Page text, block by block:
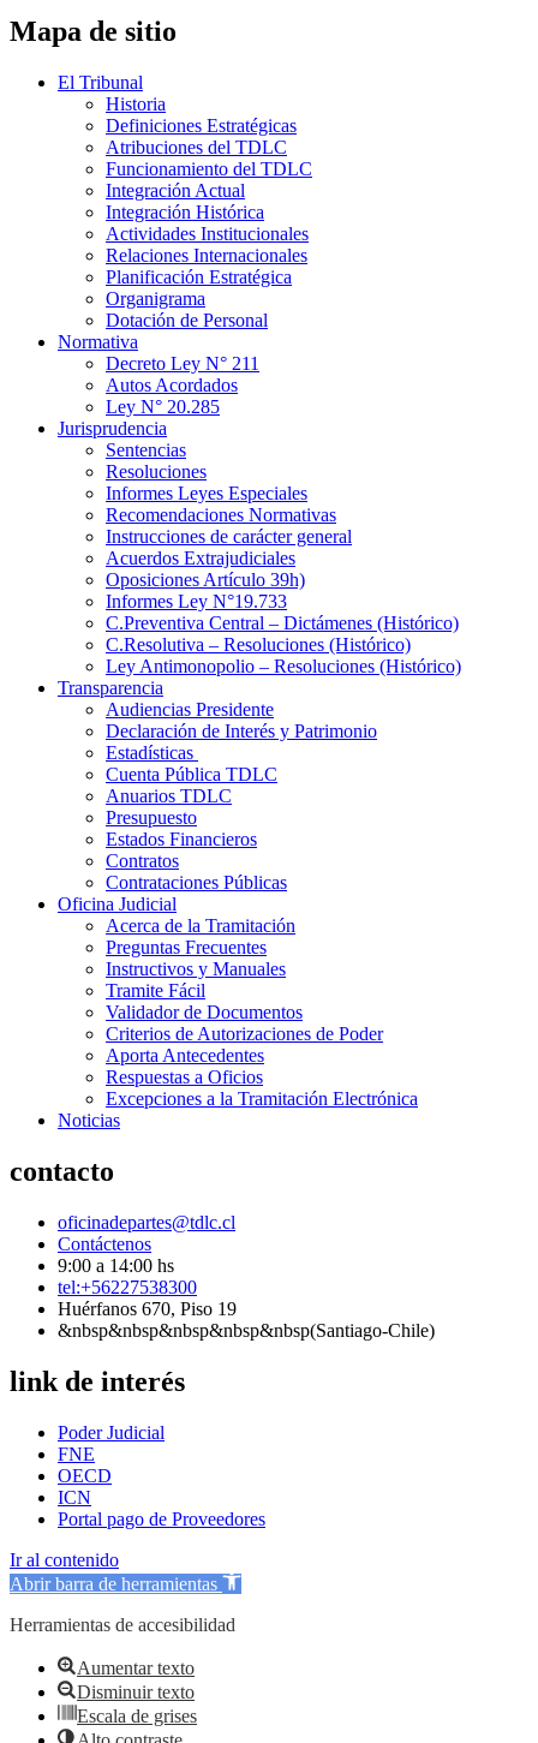
Mapa de sitio
El Tribunal
Historia
Definiciones Estratégicas
Atribuciones del TDLC
Funcionamiento del TDLC
Integración Actual
Integración Histórica
Actividades Institucionales
Relaciones Internacionales
Planificación Estratégica
Organigrama
Dotación de Personal
Normativa
Decreto Ley N° 211
Autos Acordados
Ley N° 20.285
Jurisprudencia
Sentencias
Resoluciones
Informes Leyes Especiales
Recomendaciones Normativas
Instrucciones de carácter general
Acuerdos Extrajudiciales
Oposiciones Artículo 39h)
Informes Ley N°19.733
C.Preventiva Central – Dictámenes (Histórico)
C.Resolutiva – Resoluciones (Histórico)
Ley Antimonopolio – Resoluciones (Histórico)
Transparencia
Audiencias Presidente
Declaración de Interés y Patrimonio
Estadísticas
Cuenta Pública TDLC
Anuarios TDLC
Presupuesto
Estados Financieros
Contratos
Contrataciones Públicas
Oficina Judicial
Acerca de la Tramitación
Preguntas Frecuentes
Instructivos y Manuales
Tramite Fácil
Validador de Documentos
Criterios de Autorizaciones de Poder
Aporta Antecedentes
Respuestas a Oficios
Excepciones a la Tramitación Electrónica
Noticias
contacto
oficinadepartes@tdlc.cl
Contáctenos
9:00 a 14:00 hs
tel:+56227538300
Huérfanos 670, Piso 19
&nbsp&nbsp&nbsp&nbsp&nbsp(Santiago-Chile)
link de interés
Poder Judicial
FNE
OECD
ICN
Portal pago de Proveedores
Ir al contenido
Abrir barra de herramientas
Herramientas de accesibilidad
Aumentar texto
Disminuir texto
Escala de grises